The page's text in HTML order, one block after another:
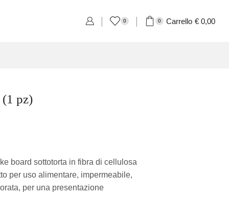
0 0 Carrello € 0,00
pz)
board sottotorta in fibra di cellulosa
per uso alimentare, impermeabile,
per una presentazione